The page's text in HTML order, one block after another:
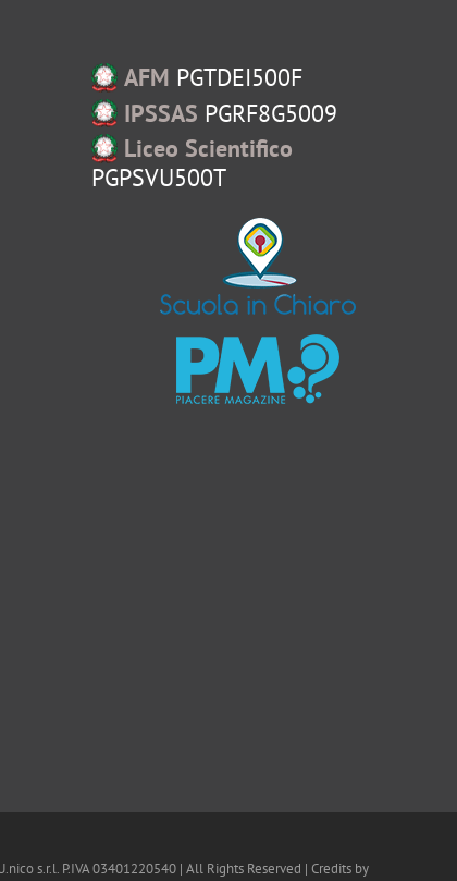
AFM PGTDEI500F
IPSSAS PGRF8G5009
Liceo Scientifico
PGPSVU500T
s.r.l. P.IVA 03401220540 | All Rights Reserved | Credits by